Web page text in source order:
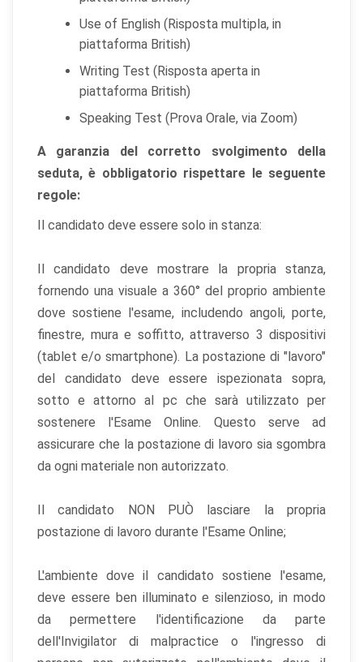
Use of English (Risposta multipla, in
piattaforma British)
Writing Test (Risposta aperta in
piattaforma British)
Speaking Test (Prova Orale, via Zoom)
A garanzia del corretto svolgimento della
seduta, è obbligatorio rispettare le seguente
regole:
Il candidato deve essere solo in stanza:
Il candidato deve mostrare la propria stanza,
fornendo una visuale a 360° del proprio ambiente
dove sostiene l'esame, includendo angoli, porte,
finestre, mura e soffitto, attraverso 3 dispositivi
(tablet e/o smartphone). La postazione di "lavoro"
del candidato deve essere ispezionata sopra,
sotto e attorno al pc che sarà utilizzato per
sostenere l'Esame Online. Questo serve ad
assicurare che la postazione di lavoro sia sgombra
da ogni materiale non autorizzato.
Il candidato NON PUÒ lasciare la propria
postazione di lavoro durante l'Esame Online;
L'ambiente dove il candidato sostiene l'esame,
deve essere ben illuminato e silenzioso, in modo
da permettere l'identificazione da parte
dell'Invigilator di malpractice o l'ingresso di